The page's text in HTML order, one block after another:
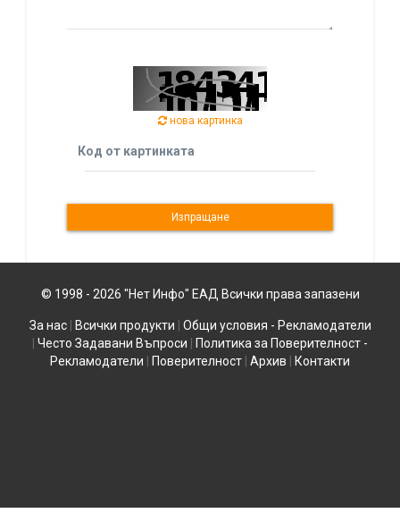
нова картинка
Код от картинката
© 1998 - 2026 "Нет Инфо" ЕАД Всички права запазени
За нас| Всички продукти
Общи условия - Рекламодатели
Често Задавани Въпроси
Политика за Поверителност -
Рекламодатели
Поверителност Архив Контакти